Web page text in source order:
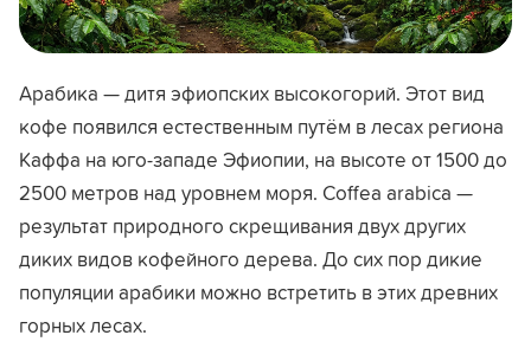
Арабика — дитя эфиопских высокогорий. Этот вид
кофе появился естественным путём в лесах региона
Каффа на юго-западе Эфиопии, на высоте от 1500 до
2500 метров над уровнем моря. Coffea arabica —
результат природного скрещивания двух других
диких видов кофейного дерева. До сих пор дикие
популяции арабики можно встретить в этих древних
горных лесах.